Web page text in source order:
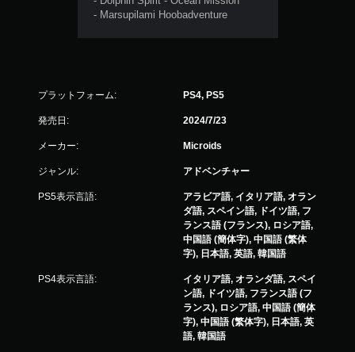
- Marsupilami Hoobadventure
プラットフォーム: PS4, PS5
発売日: 2024/7/23
メーカー: Microids
ジャンル: アドベンチャー
PS5表示言語:
アラビア語, イタリア語, オラン
ダ語, スペイン語, ドイツ語, フ
ランス語 (フランス), ロシア語,
中国語 (簡体字), 中国語 (繁体
字), 日本語, 英語, 韓国語
PS4表示言語:
イタリア語, オランダ語, スペイ
ン語, ドイツ語, フランス語 (フ
ランス), ロシア語, 中国語 (簡体
字), 中国語 (繁体字), 日本語, 英
語, 韓国語